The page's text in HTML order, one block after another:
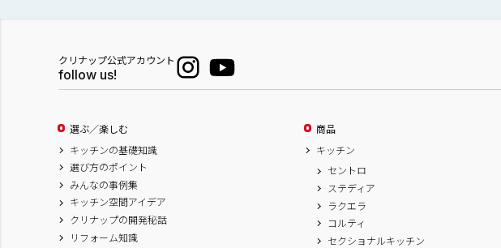
クリナップ公式アカウント
follow us!
選ぶ／楽しむ
キッチンの基礎知識
選び方のポイント
みんなの事例集
キッチン空間アイデア
クリナップの開発秘話
リフォーム知識
商品
キッチン
セントロ
ステディア
ラクエラ
コルティ
セクショナルキッチン